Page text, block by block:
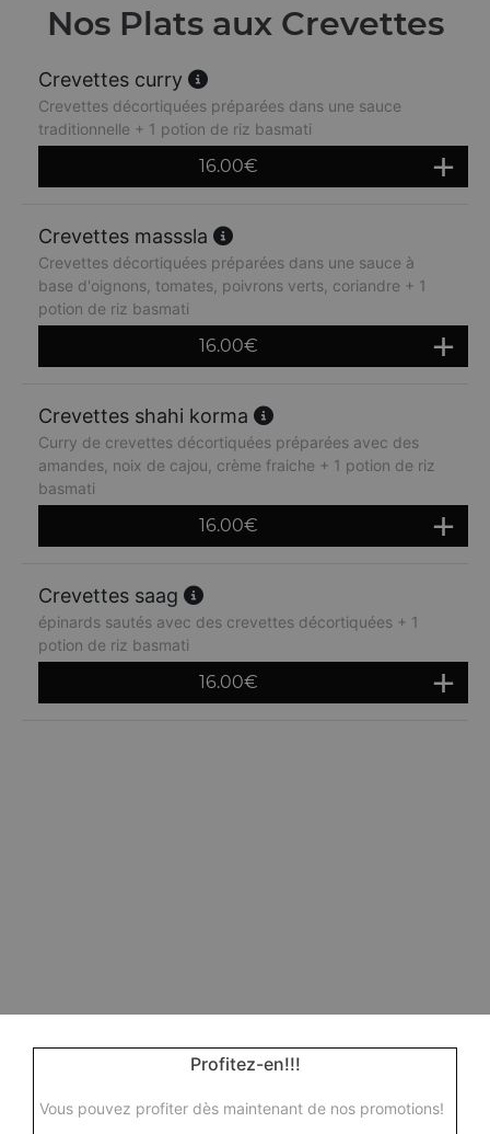
Nos Plats aux Crevettes
Crevettes curry
Crevettes décortiquées préparées dans une sauce
traditionnelle + 1 potion de riz basmati
16.00€
Crevettes masssla
Crevettes décortiquées préparées dans une sauce à
base d'oignons, tomates, poivrons verts, coriandre + 1
potion de riz basmati
16.00€
Crevettes shahi korma
Curry de crevettes décortiquées préparées avec des
amandes, noix de cajou, crème fraiche + 1 potion de riz
basmati
16.00€
Crevettes saag
épinards sautés avec des crevettes décortiquées + 1
potion de riz basmati
16.00€
Profitez-en!!!
Vous pouvez profiter dès maintenant de nos promotions!